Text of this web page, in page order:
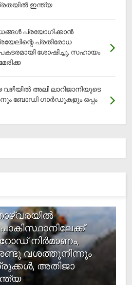
ഇന്ത്യ
പ്രയോഗിക്കാന്‍
പ്രതിരോധ
ശോഷിച്ചു, സഹായം
അലി ലാറിജാനിയുടെ
ബോഡി ഗാര്‍ഡുകളും ഒപ്പം
നിർമാണം,
വശത്തുനിന്നും
അതിജാ​